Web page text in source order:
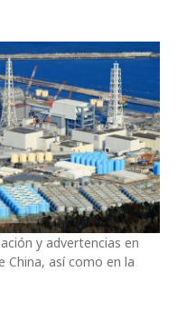
y advertencias en
China, así como en la